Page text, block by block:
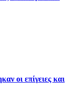
οι επίγειες και